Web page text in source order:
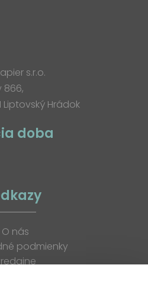
s.r.o.
866,
Liptovský Hrádok
doba
O nás
podmienky